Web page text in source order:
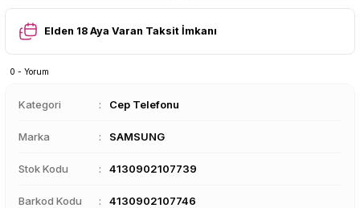
Elden 18 Aya Varan Taksit İmkanı
0 - Yorum
Kategori Cep Telefonu
Marka SAMSUNG
Stok Kodu 4130902107739
Barkod Kodu 4130902107746